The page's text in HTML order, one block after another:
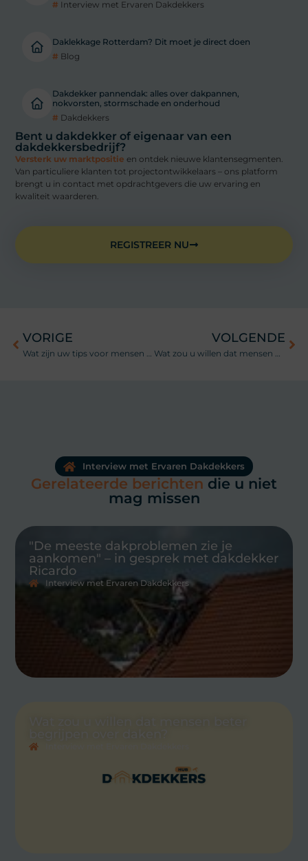
# Interview met Ervaren Dakdekkers
Daklekkage Rotterdam? Dit moet je direct doen
# Blog
Dakdekker pannendak: alles over dakpannen,
nokvorsten, stormschade en onderhoud
# Dakdekkers
Bent u dakdekker of eigenaar van een
dakdekkersbedrijf?
Versterk uw marktpositie en ontdek nieuwe klantensegmenten.
Van particuliere klanten tot projectontwikkelaars – ons platform
brengt u in contact met opdrachtgevers die uw ervaring en
kwaliteit waarderen.
REGISTREER NU
VORIGE
Wat zijn uw tips voor mensen die overwegen hun dak te laten vervangen?
VOLGENDE
Wat zou u willen dat mensen beter begrijpen over daken?
Interview met Ervaren Dakdekkers
Gerelateerde berichten die u niet
mag missen
"De meeste dakproblemen zie je
aankomen" – in gesprek met dakdekker
Ricardo
Interview met Ervaren Dakdekkers